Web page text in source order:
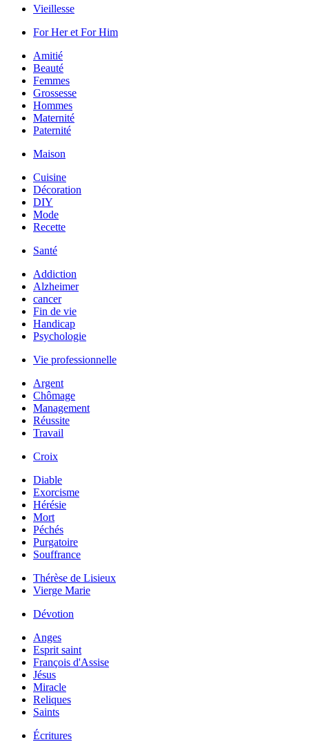
Vieillesse
For Her et For Him
Amitié
Beauté
Femmes
Grossesse
Hommes
Maternité
Paternité
Maison
Cuisine
Décoration
DIY
Mode
Recette
Santé
Addiction
Alzheimer
cancer
Fin de vie
Handicap
Psychologie
Vie professionnelle
Argent
Chômage
Management
Réussite
Travail
Croix
Diable
Exorcisme
Hérésie
Mort
Péchés
Purgatoire
Souffrance
Thérèse de Lisieux
Vierge Marie
Dévotion
Anges
Esprit saint
François d'Assise
Jésus
Miracle
Reliques
Saints
Écritures